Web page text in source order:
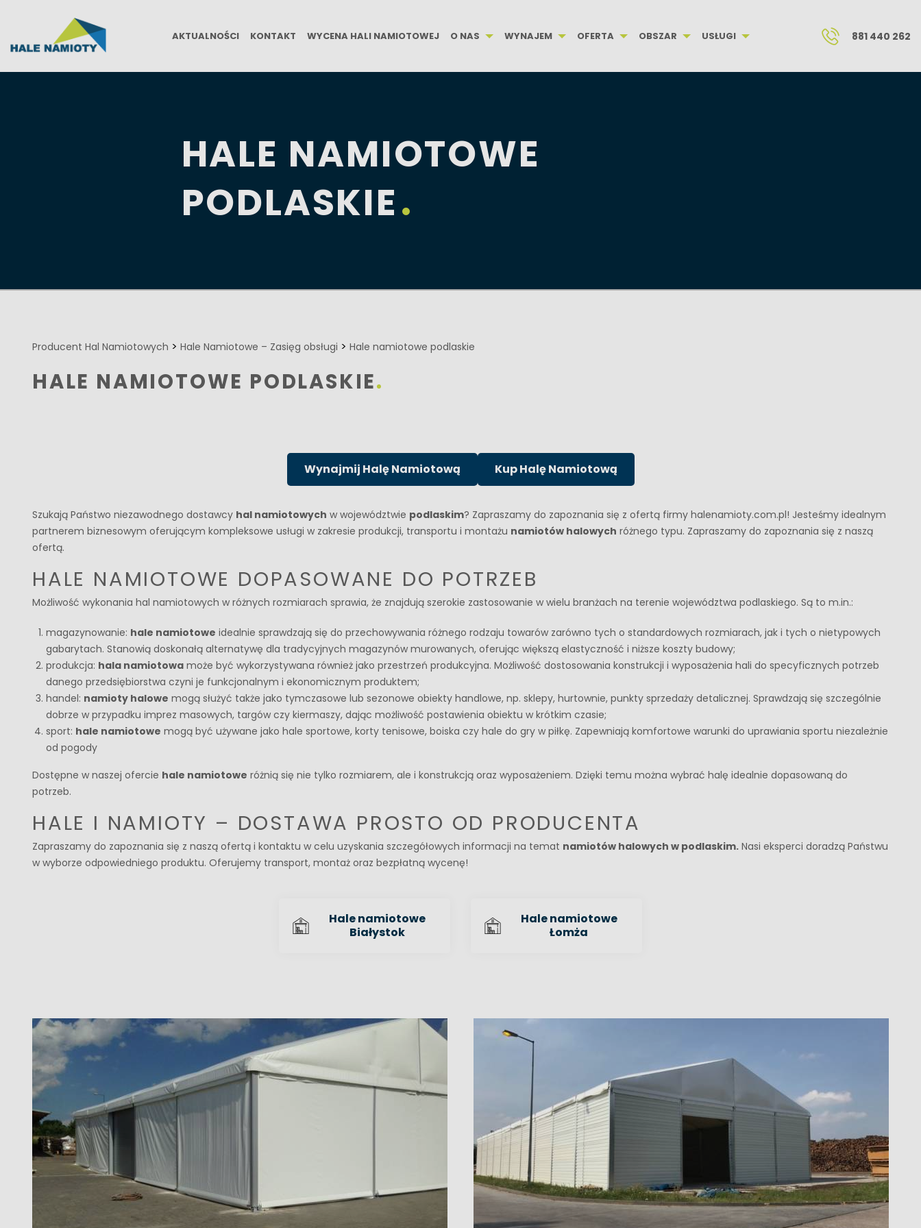
AKTUALNOŚCI O NAS WYNAJEM OFERTA OBSZAR USŁUGI
KONTAKT WYCENA HALI NAMIOTOWEJ 881 440 262
HALE NAMIOTOWE
PODLASKIE
Producent Hal Namiotowych > Hale Namiotowe – Zasięg obsługi > Hale namiotowe podlaskie
HALE NAMIOTOWE PODLASKIE
Wynajmij Halę Namiotową Kup Halę Namiotową
Szukają Państwo niezawodnego dostawcy hal namiotowych w województwie podlaskim? Zapraszamy do zapoznania się z ofertą firmy halenamioty.com.pl! Jesteśmy idealnym
partnerem biznesowym oferującym kompleksowe usługi w zakresie produkcji, transportu i montażu namiotów halowych różnego typu. Zapraszamy do zapoznania się z naszą
ofertą.
HALE NAMIOTOWE DOPASOWANE DO POTRZEB
Możliwość wykonania hal namiotowych w różnych rozmiarach sprawia, że znajdują szerokie zastosowanie w wielu branżach na terenie województwa podlaskiego. Są to m.in.:
magazynowanie: hale namiotowe idealnie sprawdzają się do przechowywania różnego rodzaju towarów zarówno tych o standardowych rozmiarach, jak i tych o nietypowych
gabarytach. Stanowią doskonałą alternatywę dla tradycyjnych magazynów murowanych, oferując większą elastyczność i niższe koszty budowy;
produkcja: hala namiotowa może być wykorzystywana również jako przestrzeń produkcyjna. Możliwość dostosowania konstrukcji i wyposażenia hali do specyficznych potrzeb
danego przedsiębiorstwa czyni je funkcjonalnym i ekonomicznym produktem;
handel: namioty halowe mogą służyć także jako tymczasowe lub sezonowe obiekty handlowe, np. sklepy, hurtownie, punkty sprzedaży detalicznej. Sprawdzają się szczególnie
dobrze w przypadku imprez masowych, targów czy kiermaszy, dając możliwość postawienia obiektu w krótkim czasie;
sport: hale namiotowe mogą być używane jako hale sportowe, korty tenisowe, boiska czy hale do gry w piłkę. Zapewniają komfortowe warunki do uprawiania sportu niezależnie
od pogody
Dostępne w naszej ofercie hale namiotowe różnią się nie tylko rozmiarem, ale i konstrukcją oraz wyposażeniem. Dzięki temu można wybrać halę idealnie dopasowaną do
potrzeb.
HALE I NAMIOTY – DOSTAWA PROSTO OD PRODUCENTA
Zapraszamy do zapoznania się z naszą ofertą i kontaktu w celu uzyskania szczegółowych informacji na temat namiotów halowych w podlaskim. Nasi eksperci doradzą Państwu
w wyborze odpowiedniego produktu. Oferujemy transport, montaż oraz bezpłatną wycenę!
Hale namiotowe
Białystok
Hale namiotowe
Łomża